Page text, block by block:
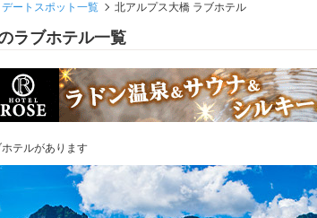
ートスポット一覧 北アルプス大橋 ラブホテル
ラブホテル一覧
テルがあります